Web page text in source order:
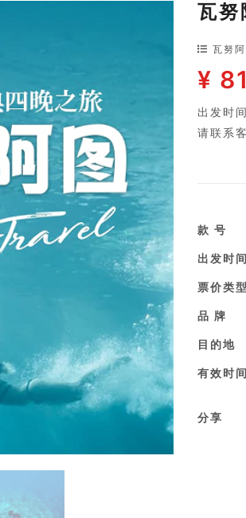
瓦努
瓦努
¥
出发时
请联系
款 号
出发时间
票价类型
品 牌
目的地
有效时间
分享